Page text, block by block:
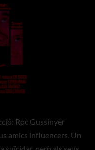
Roc Gussinyer
amics influencers. Un